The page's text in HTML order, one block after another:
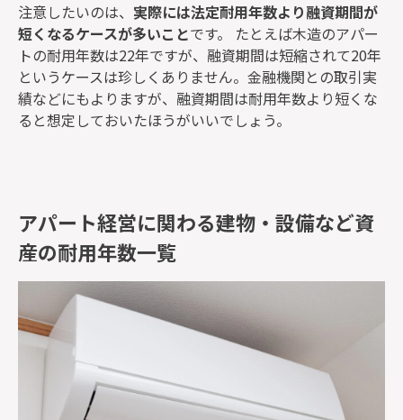
注意したいのは、 実際には法定耐用年数より融資期間が
短くなるケースが多いことです。 たとえば木造のアパー
トの耐用年数は22年ですが、融資期間は短縮されて20年
というケースは珍しくありません。金融機関との取引実
績などにもよりますが、融資期間は耐用年数より短くな
ると想定しておいたほうがいいでしょう。
アパート経営に関わる建物・設備など資
産の耐用年数一覧